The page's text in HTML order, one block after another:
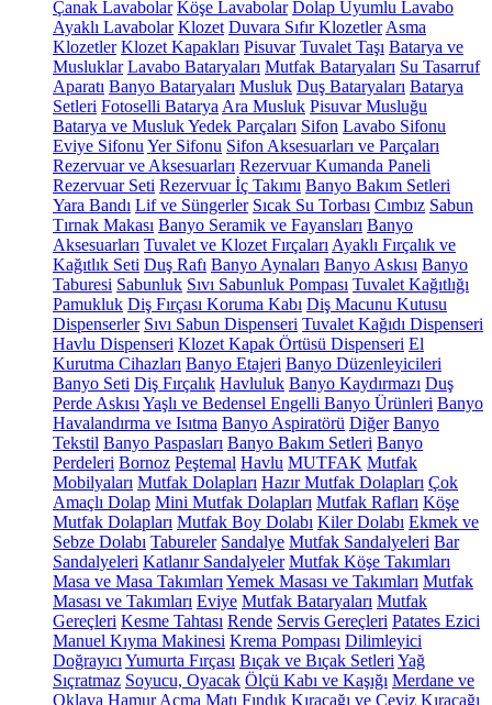
Çanak Lavabolar Köşe Lavabolar Dolap Uyumlu Lavabo
Ayaklı Lavabolar Klozet Duvara Sıfır Klozetler Asma
Klozetler Klozet Kapakları Pisuvar Tuvalet Taşı Batarya ve
Musluklar Lavabo Bataryaları Mutfak Bataryaları Su Tasarruf
Aparatı Banyo Bataryaları Musluk Duş Bataryaları Batarya
Setleri Fotoselli Batarya Ara Musluk Pisuvar Musluğu
Batarya ve Musluk Yedek Parçaları Sifon Lavabo Sifonu
Eviye Sifonu Yer Sifonu Sifon Aksesuarları ve Parçaları
Rezervuar ve Aksesuarları Rezervuar Kumanda Paneli
Rezervuar Seti Rezervuar İç Takımı Banyo Bakım Setleri
Yara Bandı Lif ve Süngerler Sıcak Su Torbası Cımbız Sabun
Tırnak Makası Banyo Seramik ve Fayansları Banyo
Aksesuarları Tuvalet ve Klozet Fırçaları Ayaklı Fırçalık ve
Kağıtlık Seti Duş Rafı Banyo Aynaları Banyo Askısı Banyo
Taburesi Sabunluk Sıvı Sabunluk Pompası Tuvalet Kağıtlığı
Pamukluk Diş Fırçası Koruma Kabı Diş Macunu Kutusu
Dispenserler Sıvı Sabun Dispenseri Tuvalet Kağıdı Dispenseri
Havlu Dispenseri Klozet Kapak Örtüsü Dispenseri El
Kurutma Cihazları Banyo Etajeri Banyo Düzenleyicileri
Banyo Seti Diş Fırçalık Havluluk Banyo Kaydırmazı Duş
Perde Askısı Yaşlı ve Bedensel Engelli Banyo Ürünleri Banyo
Havalandırma ve Isıtma Banyo Aspiratörü Diğer Banyo
Tekstil Banyo Paspasları Banyo Bakım Setleri Banyo
Perdeleri Bornoz Peştemal Havlu MUTFAK Mutfak
Mobilyaları Mutfak Dolapları Hazır Mutfak Dolapları Çok
Amaçlı Dolap Mini Mutfak Dolapları Mutfak Rafları Köşe
Mutfak Dolapları Mutfak Boy Dolabı Kiler Dolabı Ekmek ve
Sebze Dolabı Tabureler Sandalye Mutfak Sandalyeleri Bar
Sandalyeleri Katlanır Sandalyeler Mutfak Köşe Takımları
Masa ve Masa Takımları Yemek Masası ve Takımları Mutfak
Masası ve Takımları Eviye Mutfak Bataryaları Mutfak
Gereçleri Kesme Tahtası Rende Servis Gereçleri Patates Ezici
Manuel Kıyma Makinesi Krema Pompası Dilimleyici
Doğrayıcı Yumurta Fırçası Bıçak ve Bıçak Setleri Yağ
Sıçratmaz Soyucu, Oyacak Ölçü Kabı ve Kaşığı Merdane ve
Oklava Hamur Açma Matı Fındık Kıracağı ve Ceviz Kıracağı